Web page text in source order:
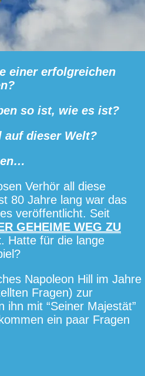
einer erfolgreichen
so ist, wie es ist?
auf dieser Welt?
Verhör all diese
80 Jahre lang war das
veröffentlicht. Seit
GEHEIME WEG ZU
. Hatte für die lange
Napoleon Hill im Jahre
Fragen) zur
ihn mit “Seiner Majestät”
ein paar Fragen